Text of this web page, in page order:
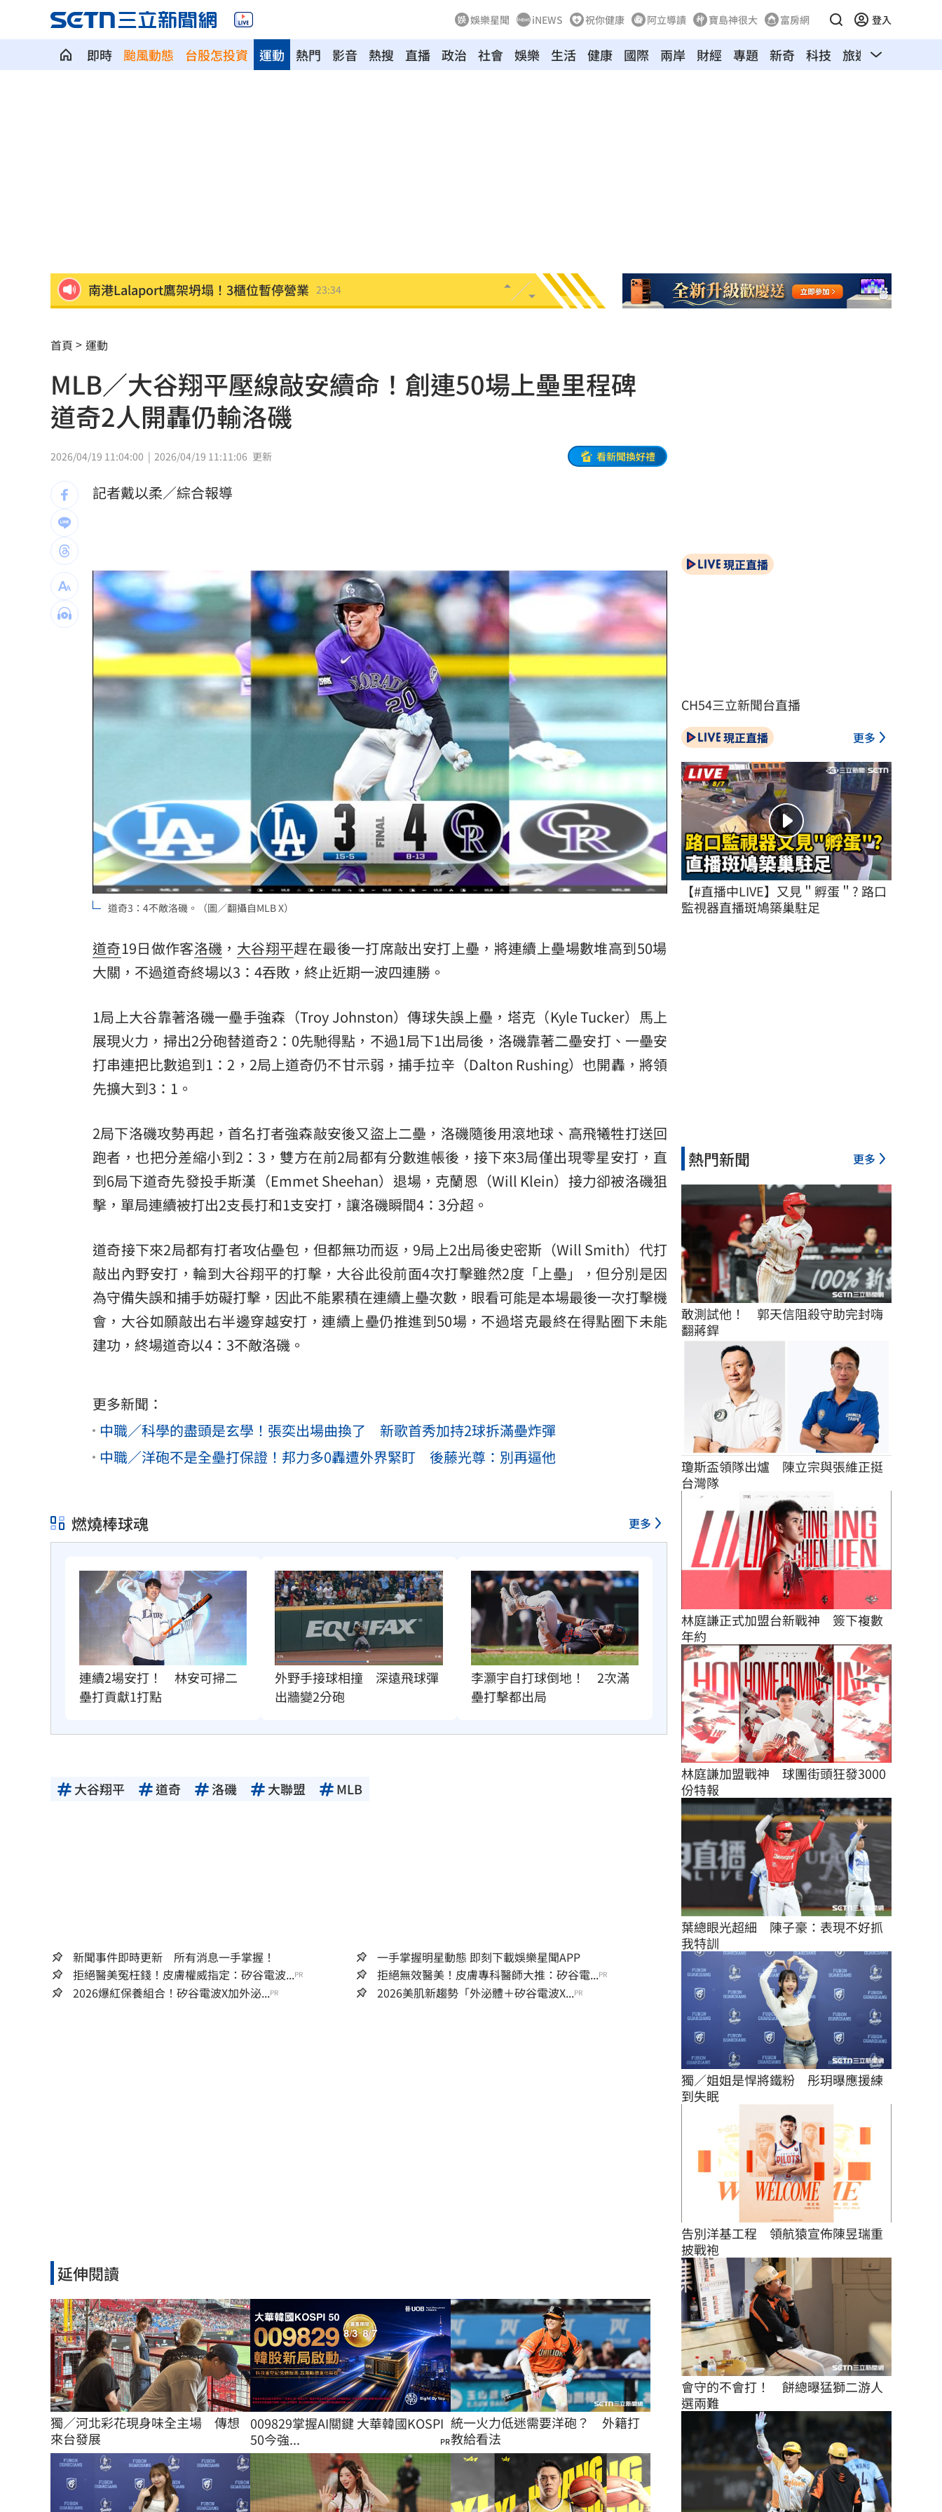
娛樂星聞 iNEWS 祝你健康 阿立導讀 寶島神很大 富房網 登入
即時 颱風動態 台股怎投資 熱門 影音 熱搜 直播 政治 社會 娛樂 生活 健康 國際 兩岸
運動 財經 專題 新奇 科技 旅遊 汽車
南港Lalaport鷹架坍塌！3櫃位暫停營業 23:34
疊單計薪遭控違法 UberEats都說了
兆基前董座聲押禁見 林佑任200萬交保 23:26
白海豚「一路搖擺」！週末各地風雨時程曝
跨縣市「送肉粽」碰音樂節！遊客正面迎煞
橘貓「阿咪」離家百天 主人祭20萬元懸賞
大盤回神誰最猛？18檔台股ETF失土收復 23:07
自癒能力超群？柯P才拄拐杖 隔天能跳 23:07
兆基債務風暴！李建成遭當庭逮補聲押禁見 23:05
父逝世也不敢回家！男殺友後躲深山21年 22:55
蔡英文重磅出手！民進黨「第二戰場」成形 22:54
LIVE三立+24小時直播 15:27
三立iNEWS新聞台線上直播 18:00
商場戰國來臨 台中「頂奢大道」逐漸成形 12:00
台彩父親節推新刮刮樂千萬頭獎超「爸」氣
8國球員齊聚高雄 Formosa 7s掀足球熱潮 10:00
首頁 運動
MLB／大谷翔平壓線敲安續命！創連50場上壘里程碑
道奇2人開轟仍輸洛磯
2026/04/19 11:04:00 2026/04/19 11:11:06 更新 看新聞換好禮
記者戴以柔／綜合報導
道奇3：4不敵洛磯。（圖／翻攝自MLB X）
道奇19日做作客洛磯 ， 大谷翔平趕在最後一打席敲出安打上壘，將連續上壘場數堆高到50場
大關，不過道奇終場以3：4吞敗，終止近期一波四連勝。
1局上大谷靠著洛磯一壘手強森（Troy Johnston）傳球失誤上壘，塔克（Kyle Tucker）馬上
展現火力，掃出2分砲替道奇2：0先馳得點，不過1局下1出局後，洛磯靠著二壘安打、一壘安
打串連把比數追到1：2，2局上道奇仍不甘示弱，捕手拉辛（Dalton Rushing）也開轟，將領
先擴大到3：1。
2局下洛磯攻勢再起，首名打者強森敲安後又盜上二壘，洛磯隨後用滾地球、高飛犧牲打送回
跑者，也把分差縮小到2：3，雙方在前2局都有分數進帳後，接下來3局僅出現零星安打，直
到6局下道奇先發投手斯漢（Emmet Sheehan）退場，克蘭恩（Will Klein）接力卻被洛磯狙
擊，單局連續被打出2支長打和1支安打，讓洛磯瞬間4：3分超。
道奇接下來2局都有打者攻佔壘包，但都無功而返，9局上2出局後史密斯（Will Smith）代打
敲出內野安打，輪到大谷翔平的打擊，大谷此役前面4次打擊雖然2度「上壘」，但分別是因
為守備失誤和捕手妨礙打擊，因此不能累積在連續上壘次數，眼看可能是本場最後一次打擊機
會，大谷如願敲出右半邊穿越安打，連續上壘仍推進到50場，不過塔克最終在得點圈下未能
建功，終場道奇以4：3不敵洛磯。
更多新聞：
中職／科學的盡頭是玄學！張奕出場曲換了 新歌首秀加持2球拆滿壘炸彈
中職／洋砲不是全壘打保證！邦力多0轟遭外界緊盯 後藤光尊：別再逼他
燃燒棒球魂 更多
連續2場安打！　林安可掃二
壘打貢獻1打點
外野手接球相撞　深遠飛球彈
出牆變2分砲
李灝宇自打球倒地！　2次滿
壘打擊都出局
大谷翔平 道奇 洛磯 大聯盟 MLB
新聞事件即時更新 所有消息一手掌握！
一手掌握明星動態 即刻下載娛樂星聞APP
拒絕醫美冤枉錢！皮膚權威指定：矽谷電波...PR 拒絕無效醫美！皮膚專科醫師大推：矽谷電...PR
2026爆紅保養組合！矽谷電波X加外泌...PR 2026美肌新趨勢「外泌體＋矽谷電波X...PR
延伸閱讀
獨／河北彩花現身味全主場　傳想
來台發展
009829掌握AI關鍵 大華韓國KOSPI
50今強...
PR
統一火力低迷需要洋砲？　外籍打
教給看法
現正直播
CH54三立新聞台直播
現正直播 更多
【#直播中LIVE】又見＂孵蛋＂? 路口
監視器直播斑鳩築巢駐足
熱門新聞 更多
敢測試他！　郭天信阻殺守助完封嗨
翻蔣銲
瓊斯盃領隊出爐　陳立宗與張維正挺
台灣隊
林庭謙正式加盟台新戰神　簽下複數
年約
林庭謙加盟戰神　球團街頭狂發3000
份特報
葉總眼光超細　陳子豪：表現不好抓
我特訓
獨／姐姐是悍將鐵粉　彤玥曝應援練
到失眠
告別洋基工程　領航猿宣佈陳昱瑞重
披戰袍
會守的不會打！　餅總曝猛獅二游人
選兩難